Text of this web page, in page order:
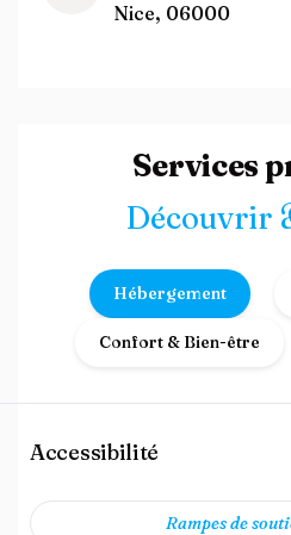
Nice, 06000
Services
Découvrir
Hébergement
Confort & Bien-être
Accessibilité
Rampes de